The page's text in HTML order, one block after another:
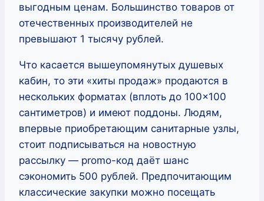
выгодным ценам. Большинство товаров от
отечественных производителей не
превышают 1 тысячу рублей.
Что касается вышеупомянутых душевых
кабин, то эти «хиты продаж» продаются в
нескольких форматах (вплоть до 100×100
сантиметров) и имеют поддоны. Людям,
впервые приобретающим санитарные узлы,
стоит подписываться на новостную
рассылку — promo-код даёт шанс
сэкономить 500 рублей. Предпочитающим
классические закупки можно посещать